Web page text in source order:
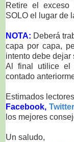
Retire el
SOLO el lugar de
NOTA: Deberá
capa por capa,
intento debe dejar
Al final utilice el
contado
Estimados
Facebook, Twitter
los mejores
Un saludo,